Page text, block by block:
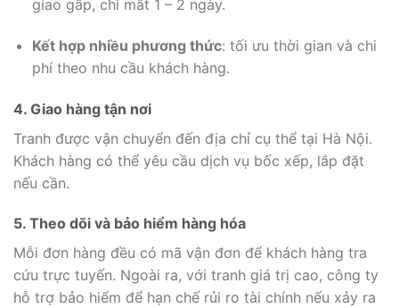
giao gấp, chỉ mất 1 – 2 ngày.
Kết hợp nhiều phương thức: tối ưu thời gian và chi
phí theo nhu cầu khách hàng.
4. Giao hàng tận nơi
Tranh được vận chuyển đến địa chỉ cụ thể tại Hà Nội.
Khách hàng có thể yêu cầu dịch vụ bốc xếp, lắp đặt
nếu cần.
5. Theo dõi và bảo hiểm hàng hóa
Mỗi đơn hàng đều có mã vận đơn để khách hàng tra
cứu trực tuyến. Ngoài ra, với tranh giá trị cao, công ty
hỗ trợ bảo hiểm để hạn chế rủi ro tài chính nếu xảy ra